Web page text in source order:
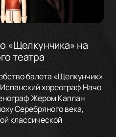
«Щелкунчика» на
театра
балета «Щелкунчик»
хореограф Начо
Жером Каплан
Серебряного века,
классической